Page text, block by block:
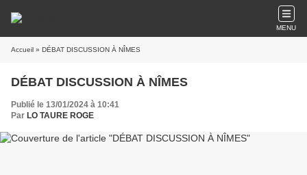
MENU
Accueil » DÉBAT DISCUSSION À NÎMES
DÉBAT DISCUSSION À NÎMES
Publié le 13/01/2024 à 10:41
Par LO TAURE ROGE